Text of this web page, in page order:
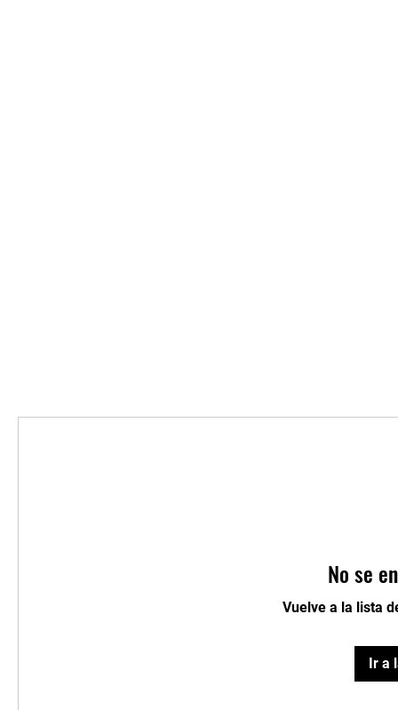
No se
Vuelve a la lista
Ir a